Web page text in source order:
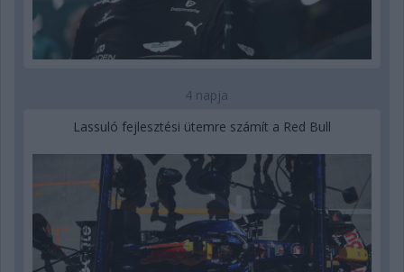
4 napja
Lassuló fejlesztési ütemre számít a Red Bull